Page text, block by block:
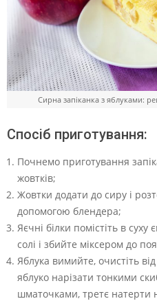
Сирна запіканка з яблуками:
Спосіб приготування:
Почнемо приготування
жовтків;
Жовтки додати до сиру і
допомогою блендера;
Яєчні білки помістіть в суху
солі і збийте міксером до
Яблука вимийте, очистіть
яблуко нарізати тонкими
шматочками, третє натерти